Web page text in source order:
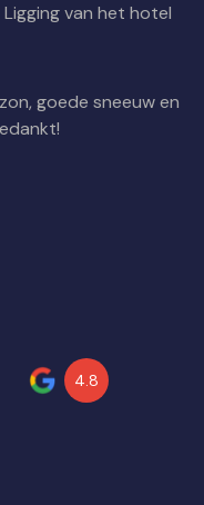
van het hotel
goede sneeuw en
4.8